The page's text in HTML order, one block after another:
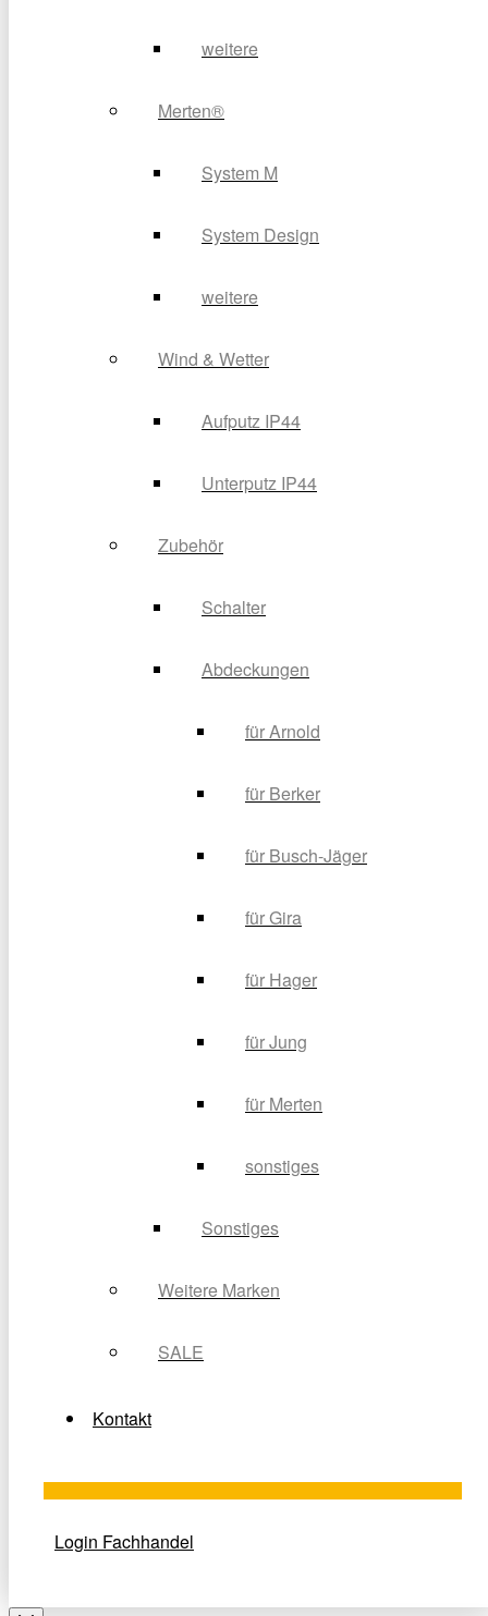
weitere
Merten®
System M
System Design
weitere
Wind & Wetter
Aufputz IP44
Unterputz IP44
Zubehör
Schalter
Abdeckungen
für Arnold
für Berker
für Busch-Jäger
für Gira
für Hager
für Jung
für Merten
sonstiges
Sonstiges
Weitere Marken
SALE
Kontakt
Login Fachhandel